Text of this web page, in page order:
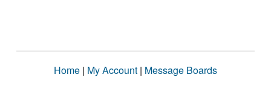
Home | My Account | Message Boards